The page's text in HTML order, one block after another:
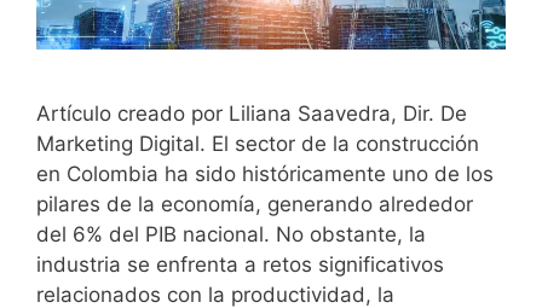
Artículo creado por Liliana Saavedra, Dir. De
Marketing Digital. El sector de la construcción
en Colombia ha sido históricamente uno de los
pilares de la economía, generando alrededor
del 6% del PIB nacional. No obstante, la
industria se enfrenta a retos significativos
relacionados con la productividad, la